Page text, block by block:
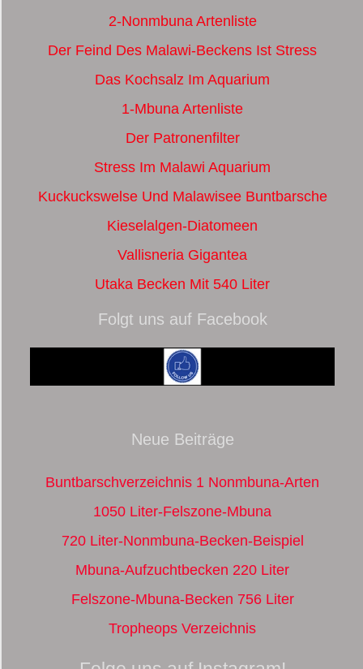
2-Nonmbuna Artenliste
Der Feind Des Malawi-Beckens Ist Stress
Das Kochsalz Im Aquarium
1-Mbuna Artenliste
Der Patronenfilter
Stress Im Malawi Aquarium
Kuckuckswelse Und Malawisee Buntbarsche
Kieselalgen-Diatomeen
Vallisneria Gigantea
Utaka Becken Mit 540 Liter
Folgt uns auf Facebook
Neue Beiträge
Buntbarschverzeichnis 1 Nonmbuna-Arten
1050 Liter-Felszone-Mbuna
720 Liter-Nonmbuna-Becken-Beispiel
Mbuna-Aufzuchtbecken 220 Liter
Felszone-Mbuna-Becken 756 Liter
Tropheops Verzeichnis